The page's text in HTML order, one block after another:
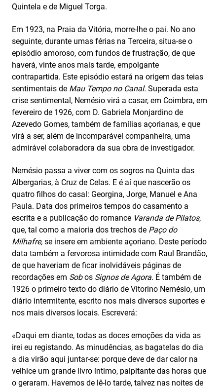
Quintela e de Miguel Torga.
Em 1923, na Praia da Vitória, morre-lhe o pai. No ano
seguinte, durante umas férias na Terceira, situa-se o
episódio amoroso, com fundos de frustração, de que
haverá, vinte anos mais tarde, empolgante
contrapartida. Este episódio estará na origem das teias
sentimentais de Mau Tempo no Canal. Superada esta
crise sentimental, Nemésio virá a casar, em Coimbra, em
fevereiro de 1926, com D. Gabriela Monjardino de
Azevedo Gomes, também de famílias açorianas, e que
virá a ser, além de incomparável companheira, uma
admirável colaboradora da sua obra de investigador.
Nemésio passa a viver com os sogros na Quinta das
Albergarias, à Cruz de Celas. E é aí que nascerão os
quatro filhos do casal: Georgina, Jorge, Manuel e Ana
Paula. Data dos primeiros tempos do casamento a
escrita e a publicação do romance Varanda de Pilatos,
que, tal como a maioria dos trechos de Paço do
Milhafre, se insere em ambiente açoriano. Deste período
data também a fervorosa intimidade com Raul Brandão,
de que haveriam de ficar inolvidáveis páginas de
recordações em Sobos Signos de Agora. É também de
1926 o primeiro texto do diário de Vitorino Nemésio, um
diário intermitente, escrito nos mais diversos suportes e
nos mais diversos locais. Escreverá:
«Daqui em diante, todas as doces emoções da vida as
irei eu registando. As minudências, as bagatelas do dia
a dia virão aqui juntar-se: porque deve de dar calor na
velhice um grande livro íntimo, palpitante das horas que
o geraram. Havemos de lê-lo tarde, talvez nas noites de